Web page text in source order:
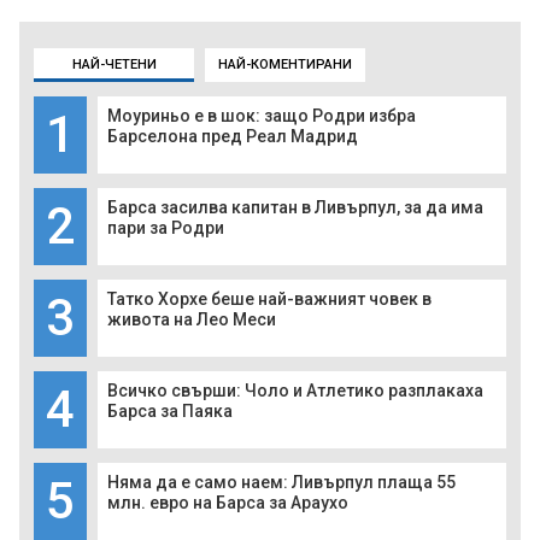
НАЙ-ЧЕТЕНИ НАЙ-КОМЕНТИРАНИ
1
Моуриньо е в шок: защо Родри избра
Барселона пред Реал Мадрид
2
Барса засилва капитан в Ливърпул, за да има
пари за Родри
3
Татко Хорхе беше най-важният човек в
живота на Лео Меси
4
Всичко свърши: Чоло и Атлетико разплакаха
Барса за Паяка
5
Няма да е само наем: Ливърпул плаща 55
млн. евро на Барса за Араухо